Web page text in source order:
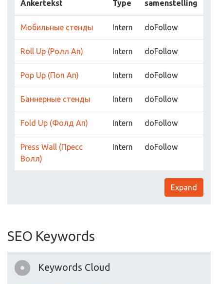
Ankertekst Type samenstelling
Мобильные стенды Intern doFollow
Roll Up (Ролл Ап) Intern doFollow
Pop Up (Поп Ап) Intern doFollow
Баннерные стенды Intern doFollow
Fold Up (Фолд Ап) Intern doFollow
Press Wall (Пресс
Волл)
Intern doFollow
Expand
SEO Keywords
Keywords Cloud